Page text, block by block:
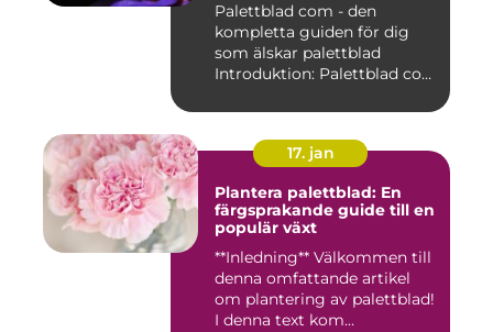
Palettblad com - den
kompletta guiden för dig
som älskar palettblad
Introduktion: Palettblad com
17. jan
Plantera palettblad: En
färgsprakande guide till en
populär växt
**Inledning** Välkommen till
denna omfattande artikel
om plantering av palettblad!
I denna text kom...